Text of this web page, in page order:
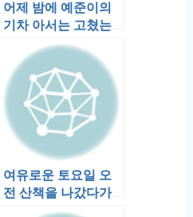
어제 밤에 예준이의
기차 아서는 고쳤는
데, 스펜서는 고치지
못했다. 두개…
여유로운 토요일 오
전 산책을 나갔다가
큰 사고가 있었다. 뜬